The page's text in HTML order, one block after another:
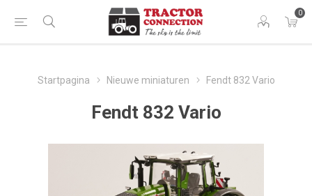
0
Startpagina Nieuwe miniaturen Fendt 832 Vario
Fendt 832 Vario